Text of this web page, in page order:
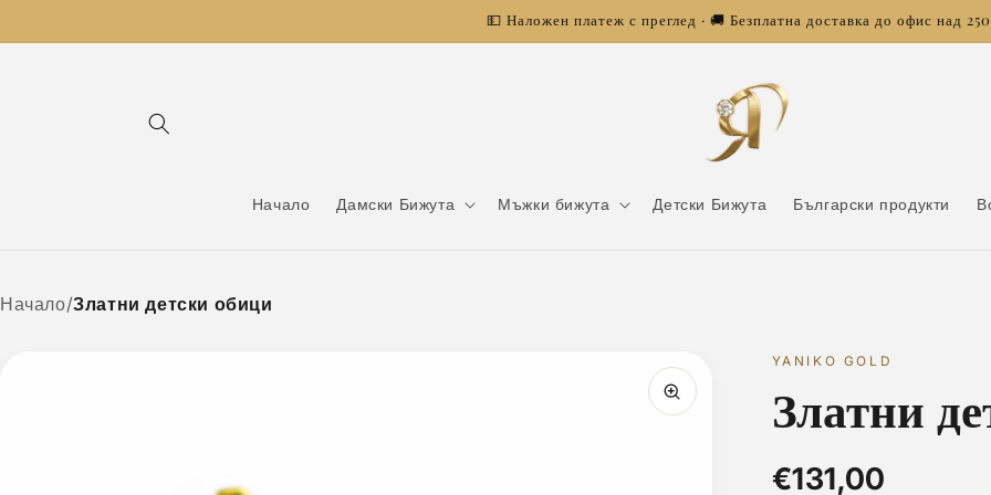
съдържанието
💵 Наложен платеж с преглед · 🚚 Безплатна доставка до офис над
Начало Дамски Бижута Мъжки бижута Детски Бижута Български продукти
Начало/Златни детски обици
YANIKO GOLD
Златни
€131,00